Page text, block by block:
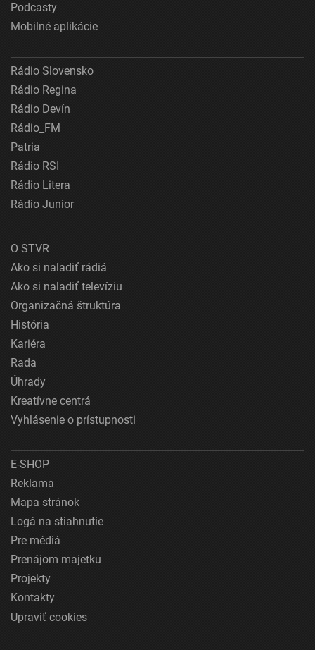
Podcasty
Mobilné aplikácie
Rádio Slovensko
Rádio Regina
Rádio Devín
Rádio_FM
Patria
Rádio RSI
Rádio Litera
Rádio Junior
O STVR
Ako si naladiť rádiá
Ako si naladiť televíziu
Organizačná štruktúra
História
Kariéra
Rada
Úhrady
Kreatívne centrá
Vyhlásenie o prístupnosti
E-SHOP
Reklama
Mapa stránok
Logá na stiahnutie
Pre médiá
Prenájom majetku
Projekty
Kontakty
Upraviť cookies